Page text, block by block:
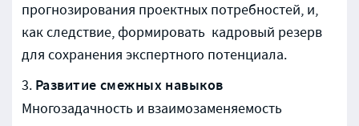
прогнозирования проектных потребностей, и,
как следствие, формировать кадровый резерв
для сохранения экспертного потенциала.
Развитие смежных навыков
Многозадачность и взаимозаменяемость